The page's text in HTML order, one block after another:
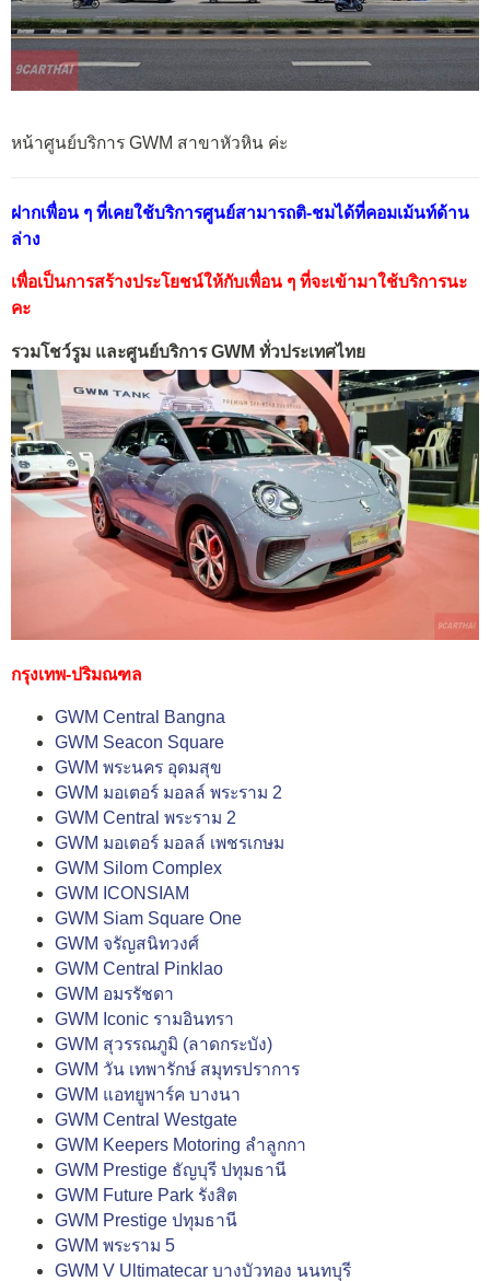
หน้าศูนย์บริการ GWM สาขาหัวหิน ค่ะ
ฝากเพื่อน ๆ ที่เคยใช้บริการศูนย์สามารถติ-ชมได้ที่คอมเม้นท์ด้าน
ล่าง
เพื่อเป็นการสร้างประโยชน์ให้กับเพื่อน ๆ ที่จะเข้ามาใช้บริการนะ
คะ
รวมโชว์รูม และศูนย์บริการ GWM ทั่วประเทศไทย
กรุงเทพ-ปริมณฑล
GWM Central Bangna
GWM Seacon Square
GWM พระนคร อุดมสุข
GWM มอเตอร์ มอลล์ พระราม 2
GWM Central พระราม 2
GWM มอเตอร์ มอลล์ เพชรเกษม
GWM Silom Complex
GWM ICONSIAM
GWM Siam Square One
GWM จรัญสนิทวงศ์
GWM Central Pinklao
GWM อมรรัชดา
GWM Iconic รามอินทรา
GWM สุวรรณภูมิ (ลาดกระบัง)
GWM วัน เทพารักษ์ สมุทรปราการ
GWM แอทยูพาร์ค บางนา
GWM Central Westgate
GWM Keepers Motoring ลำลูกกา
GWM Prestige ธัญบุรี ปทุมธานี
GWM Future Park รังสิต
GWM Prestige ปทุมธานี
GWM พระราม 5
GWM V Ultimatecar บางบัวทอง นนทบุรี